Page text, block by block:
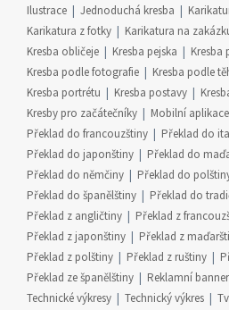
Ilustrace Jednoduchá kresba
Karikatura z fotky
Karikatura na
Kresba obličeje
Kresba pejska
Kresba
Kresba podle fotografie
Kresba podle
Kresba portrétu
Kresba postavy
Kresby pro začátečníky
Mobilní aplikace
Překlad do francouzštiny
Překlad do
Překlad do japonštiny
Překlad do
Překlad do němčiny
Překlad do
Překlad do španělštiny
Překlad do
Překlad z angličtiny
Překlad z
Překlad z japonštiny
Překlad z
Překlad z polštiny
Překlad z ruštiny
Překlad ze španělštiny
Reklamní banner
Technické výkresy
Technický výkres